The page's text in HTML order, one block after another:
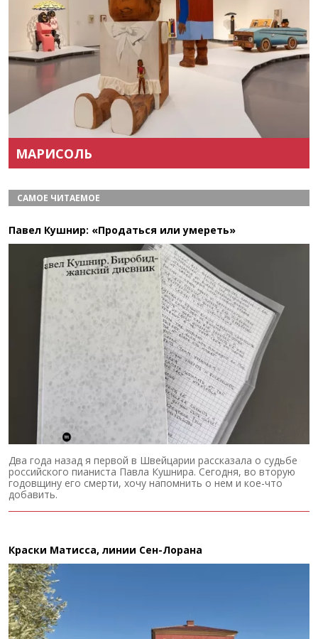
МАРИСОЛЬ
САМОЕ ЧИТАЕМОЕ
Павел Кушнир: «Продаться или умереть»
Два года назад я первой в Швейцарии рассказала о судьбе
российского пианиста Павла Кушнира. Сегодня, во вторую
годовщину его смерти, хочу напомнить о нем и кое-что
добавить.
Краски Матисса, линии Сен-Лорана